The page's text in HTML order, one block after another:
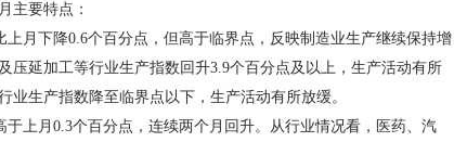
主要特点：
月下降0.6个百分点，但高于临界点，反映制造业生产继续保持增
压延加工等行业生产指数回升3.9个百分点及以上，生产活动有所
业生产指数降至临界点以下，生产活动有所放缓。
上月0.3个百分点，连续两个月回升。从行业情况看，医药、汽